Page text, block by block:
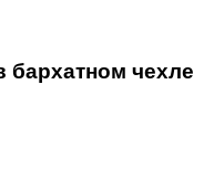
чехле